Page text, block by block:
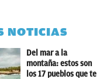
NOTICIAS
Del mar a la
montaña: estos son
los 17 pueblos que te